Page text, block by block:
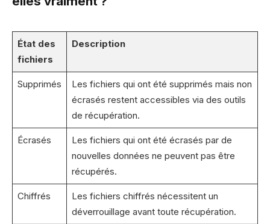
État des
fichiers
Description
Supprimés
Les fichiers qui ont été supprimés mais non
écrasés restent accessibles via des outils
de récupération.
Écrasés
Les fichiers qui ont été écrasés par de
nouvelles données ne peuvent pas être
récupérés.
Chiffrés
Les fichiers chiffrés nécessitent un
déverrouillage avant toute récupération.